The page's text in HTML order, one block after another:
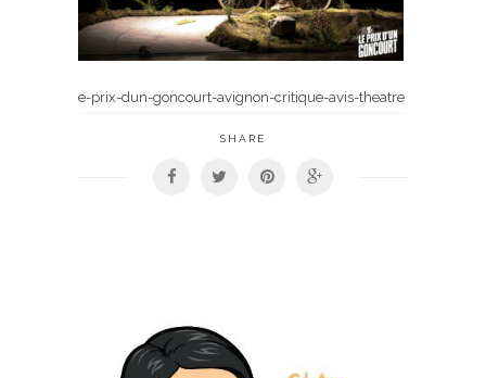
e-prix-dun-goncourt-avignon-critique-avis-theatre
SHARE